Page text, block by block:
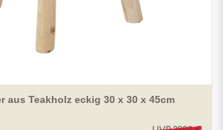
aus Teakholz eckig 30 x 30 x 45cm